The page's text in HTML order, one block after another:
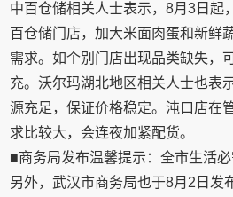
中百仓储相关人士表示，8月3日起
百仓储门店，加大米面肉蛋和新鲜
需求。如个别门店出现品类缺失，
充。沃尔玛湖北地区相关人士也表
源充足，保证价格稳定。沌口店在
求比较大，会连夜加紧配货。
■商务局发布温馨提示：全市生活
另外，武汉市商务局也于8月2日发